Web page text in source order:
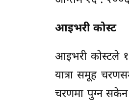
आइभरी कोस्ट
आइभरी कोस्टले
यात्रा समूह
चरणमा पुग्न सकेन